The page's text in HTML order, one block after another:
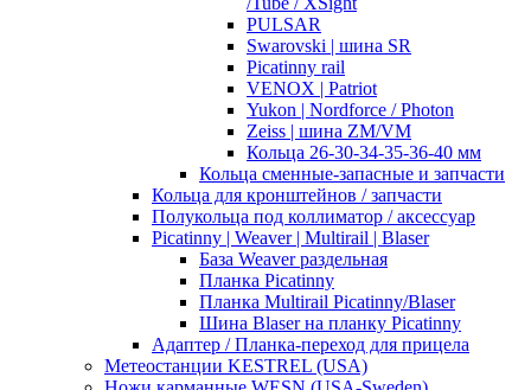
PULSAR
Swarovski | шина SR
Picatinny rail
VENOX | Patriot
Yukon | Nordforce / Photon
Zeiss | шина ZM/VM
Кольца 26-30-34-35-36-40 мм
Кольца сменные-запасные и запчасти
Кольца для кронштейнов / запчасти
Полукольца под коллиматор / аксессуар
Picatinny | Weaver | Multirail | Blaser
База Weaver раздельная
Планка Picatinny
Планка Multirail Picatinny/Blaser
Шина Blaser на планку Picatinny
Адаптер / Планка-переход для прицела
Метеостанции KESTREL (USA)